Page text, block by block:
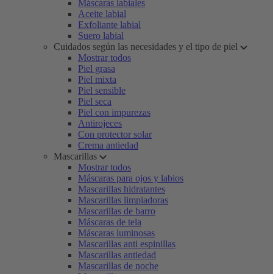
Máscaras labiales
Aceite labial
Exfoliante labial
Suero labial
Cuidados según las necesidades y el tipo de piel
Mostrar todos
Piel grasa
Piel mixta
Piel sensible
Piel seca
Piel con impurezas
Antirojeces
Con protector solar
Crema antiedad
Mascarillas
Mostrar todos
Máscaras para ojos y labios
Mascarillas hidratantes
Mascarillas limpiadoras
Mascarillas de barro
Máscaras de tela
Máscaras luminosas
Mascarillas anti espinillas
Mascarillas antiedad
Mascarillas de noche